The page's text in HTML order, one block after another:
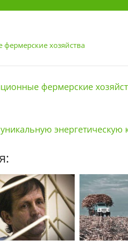
хозяйства
фермерские
энергетическую